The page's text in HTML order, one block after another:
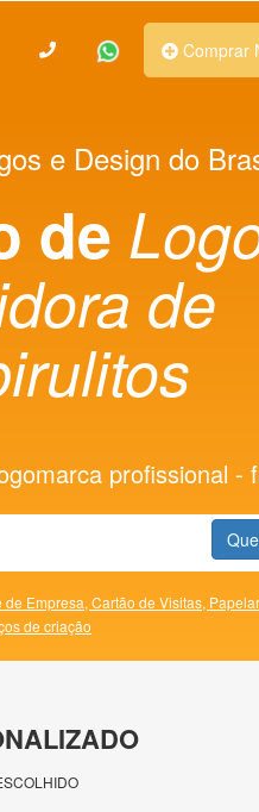
Comprar
e Design do
de
de
profissional -
de Empresa, Cartão de Visitas,
de criação